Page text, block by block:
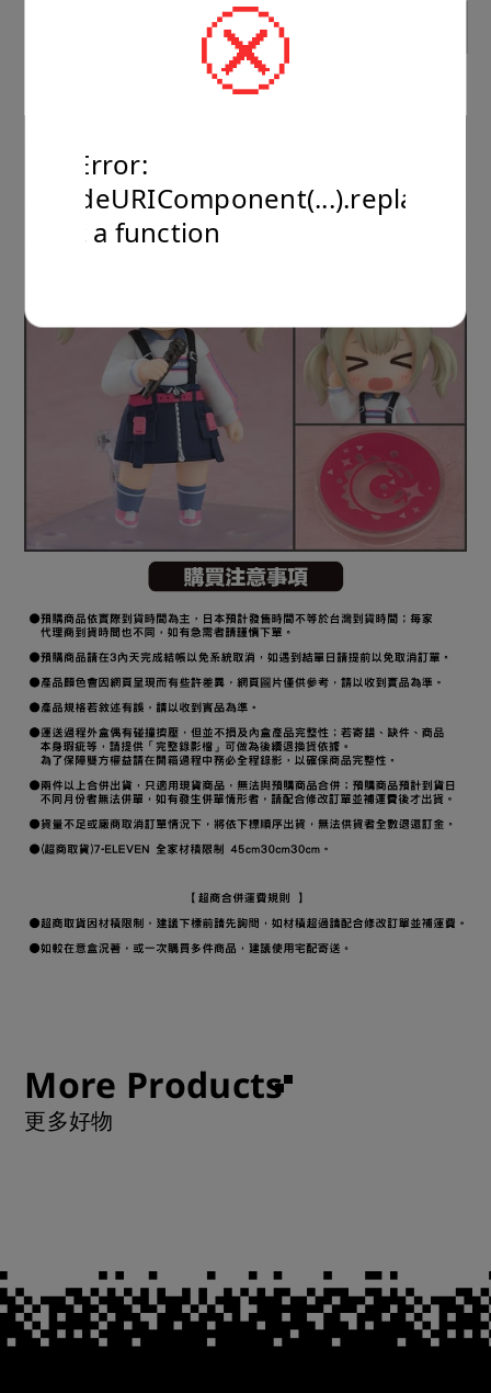
Sold out
More Products
更多好物
TypeError:
encodeURIComponent(...).replaceAll
is not a function